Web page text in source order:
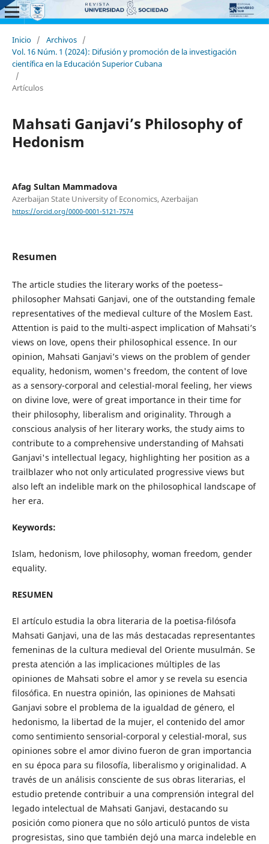
Inicio / Archivos /
Vol. 16 Núm. 1 (2024): Difusión y promoción de la investigación
científica en la Educación Superior Cubana
/
Artículos
Mahsati Ganjavi’s Philosophy of
Hedonism
Afag Sultan Mammadova
Azerbaijan State University of Economics, Azerbaijan
https://orcid.org/0000-0001-5121-7574
Resumen
The article studies the literary works of the poetess–
philosopher Mahsati Ganjavi, one of the outstanding female
representatives of the medieval culture of the Moslem East.
Attention is paid to the multi-aspect implication of Mahsati’s
views on love, opens their philosophical essence. In our
opinion, Mahsati Ganjavi’s views on the problem of gender
equality, hedonism, women's freedom, the content of love
as a sensory-corporal and celestial-moral feeling, her views
on divine love, were of great importance in their time for
their philosophy, liberalism and originality. Through a
conscious analysis of her literary works, the study aims to
contribute to a comprehensive understanding of Mahsati
Ganjavi's intellectual legacy, highlighting her position as a
trailblazer who not only articulated progressive views but
also left an indelible mark on the philosophical landscape of
her era.
Keywords:
Islam, hedonism, love philosophy, woman freedom, gender
equality.
RESUMEN
El artículo estudia la obra literaria de la poetisa-filósofa
Mahsati Ganjavi, una de las más destacadas representantes
femeninas de la cultura medieval del Oriente musulmán. Se
presta atención a las implicaciones múltiples de las
opiniones de Mahsati sobre el amor y se revela su esencia
filosófica. En nuestra opinión, las opiniones de Mahsati
Ganjavi sobre el problema de la igualdad de género, el
hedonismo, la libertad de la mujer, el contenido del amor
como sentimiento sensorial-corporal y celestial-moral, sus
opiniones sobre el amor divino fueron de gran importancia
en su época para su filosofía, liberalismo y originalidad. A
través de un análisis consciente de sus obras literarias, el
estudio pretende contribuir a una comprensión integral del
legado intelectual de Mahsati Ganjavi, destacando su
posición como pionera que no sólo articuló puntos de vista
progresistas, sino que también dejó una marca indeleble en